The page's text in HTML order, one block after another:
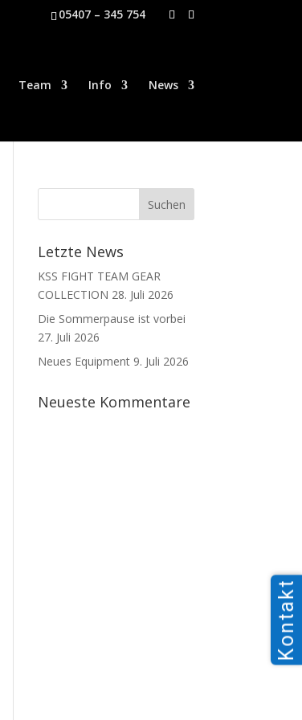
05407 – 345 754
Team Info News
Letzte News
KSS FIGHT TEAM GEAR
COLLECTION 28. Juli 2026
Die Sommerpause ist vorbei
27. Juli 2026
Neues Equipment 9. Juli 2026
Neueste Kommentare
Kontakt